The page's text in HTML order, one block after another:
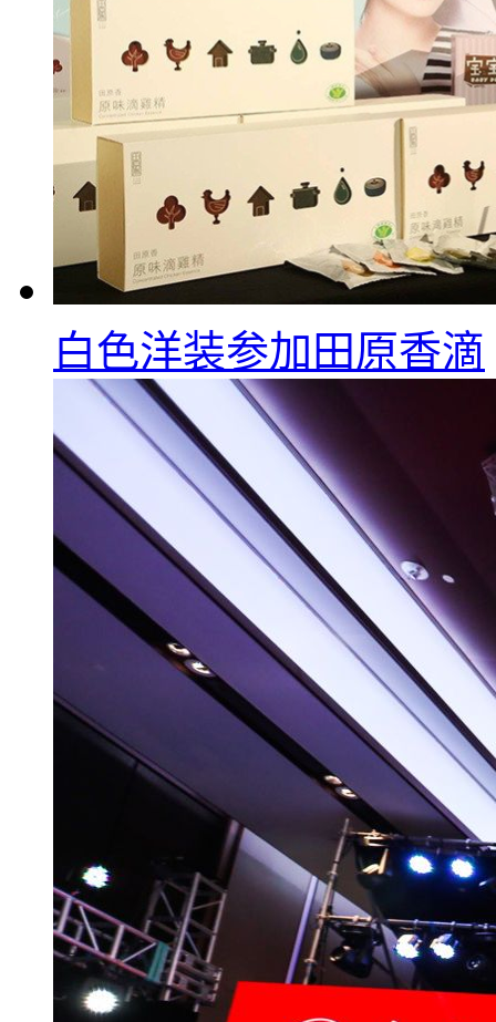
白色洋装参加田原香滴